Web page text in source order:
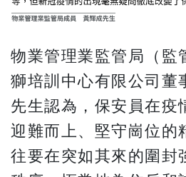
物業管理業監管局（監
獅培訓中心有限公司董
先生認為，保安員在疫
迎難而上、堅守崗位的
往要在突如其來的圍封